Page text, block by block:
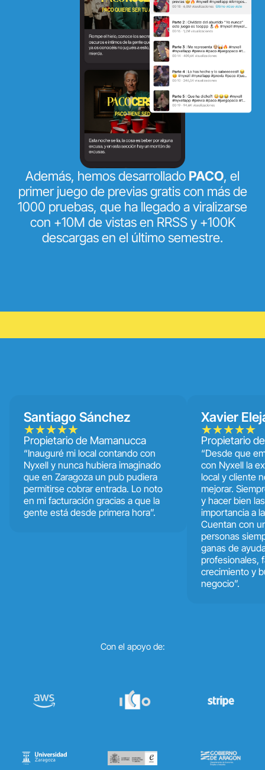
Además, hemos desarrollado PACO, el
primer juego de previas gratis con más de
1000 pruebas, que ha llegado a viralizarse
con +10M de vistas en RRSS y +100K
descargas en el último semestre.
Santiago Sánchez
Propietario de Mamanucca
“Inauguré mi local contando con
Nyxell y nunca hubiera imaginado
que en Zaragoza un pub pudiera
permitirse cobrar entrada. Lo noto
en mi facturación gracias a que la
gente está desde primera hora”.
Xavier
Propietario
“Desde que
con Nyxell la
local y cliente
mejorar.
y hacer bien
importancia a
Cuentan con
personas
ganas de
profesionales,
crecimiento y
negocio”.
Con el apoyo de: